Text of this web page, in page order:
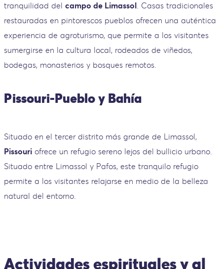
tranquilidad del campo de Limassol. Casas tradicionales
restauradas en pintorescos pueblos ofrecen una auténtica
experiencia de agroturismo, que permite a los visitantes
sumergirse en la cultura local, rodeados de viñedos,
bodegas, monasterios y bosques remotos.
Pissouri-Pueblo y Bahía
Situado en el tercer distrito más grande de Limassol,
Pissouri ofrece un refugio sereno lejos del bullicio urbano.
Situado entre Limassol y Pafos, este tranquilo refugio
permite a los visitantes relajarse en medio de la belleza
natural del entorno.
Actividades espirituales y al